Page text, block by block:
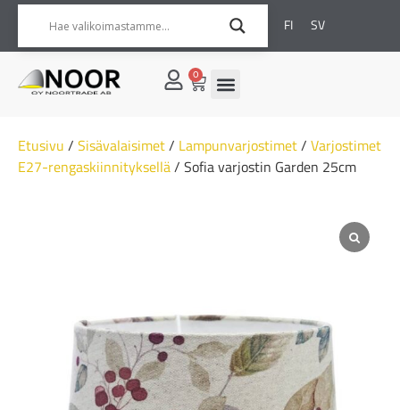
FI SV
0
Etusivu / Sisävalaisimet/ Lampunvarjostimet/ Varjostimet
E27-rengaskiinnityksellä/ Sofia varjostin Garden 25cm